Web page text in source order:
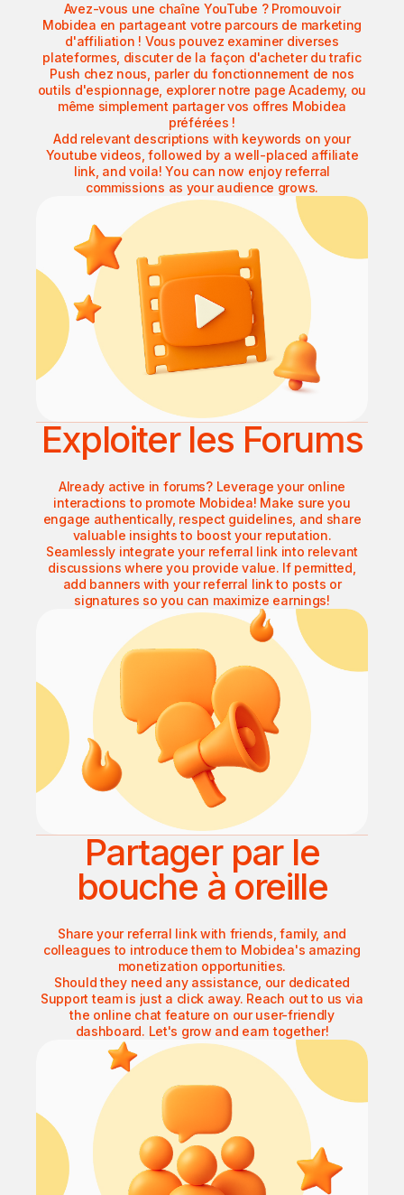
Avez-vous une chaîne YouTube ? Promouvoir
Mobidea en partageant votre parcours de marketing
d'affiliation ! Vous pouvez examiner diverses
plateformes, discuter de la façon d'acheter du trafic
Push chez nous, parler du fonctionnement de nos
outils d'espionnage, explorer notre page Academy, ou
même simplement partager vos offres Mobidea
préférées !
Add relevant descriptions with keywords on your
Youtube videos, followed by a well-placed affiliate
link, and voila! You can now enjoy referral
commissions as your audience grows.
Exploiter les Forums
Already active in forums? Leverage your online
interactions to promote Mobidea! Make sure you
engage authentically, respect guidelines, and share
valuable insights to boost your reputation.
Seamlessly integrate your referral link into relevant
discussions where you provide value. If permitted,
add banners with your referral link to posts or
signatures so you can maximize earnings!
Partager par le
bouche à oreille
Share your referral link with friends, family, and
colleagues to introduce them to Mobidea's amazing
monetization opportunities.
Should they need any assistance, our dedicated
Support team is just a click away. Reach out to us via
the online chat feature on our user-friendly
dashboard. Let's grow and earn together!